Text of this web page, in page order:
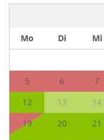
Mo
Di Mi
5
6 7
12
13 14
19
20 21